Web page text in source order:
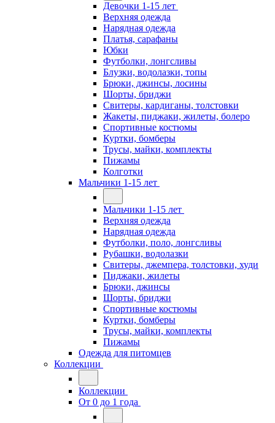
Девочки 1-15 лет
Верхняя одежда
Нарядная одежда
Платья, сарафаны
Юбки
Футболки, лонгсливы
Блузки, водолазки, топы
Брюки, джинсы, лосины
Шорты, бриджи
Свитеры, кардиганы, толстовки
Жакеты, пиджаки, жилеты, болеро
Спортивные костюмы
Куртки, бомберы
Трусы, майки, комплекты
Пижамы
Колготки
Мальчики 1-15 лет
Мальчики 1-15 лет
Верхняя одежда
Нарядная одежда
Футболки, поло, лонгсливы
Рубашки, водолазки
Свитеры, джемпера, толстовки, худи
Пиджаки, жилеты
Брюки, джинсы
Шорты, бриджи
Спортивные костюмы
Куртки, бомберы
Трусы, майки, комплекты
Пижамы
Одежда для питомцев
Коллекции
Коллекции
От 0 до 1 года